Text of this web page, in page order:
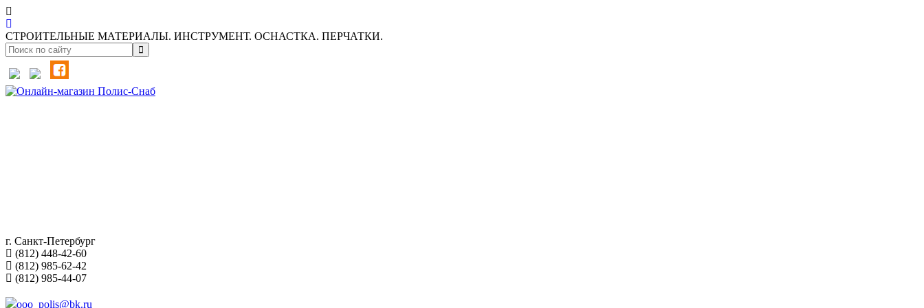
СТРОИТЕЛЬНЫЕ МАТЕРИАЛЫ. ИНСТРУМЕНТ. ОСНАСТКА. ПЕРЧАТКИ.
г. Санкт-Петербург
(812) 448-42-60
(812) 985-62-42
(812) 985-44-07
ooo_polis@bk.ru